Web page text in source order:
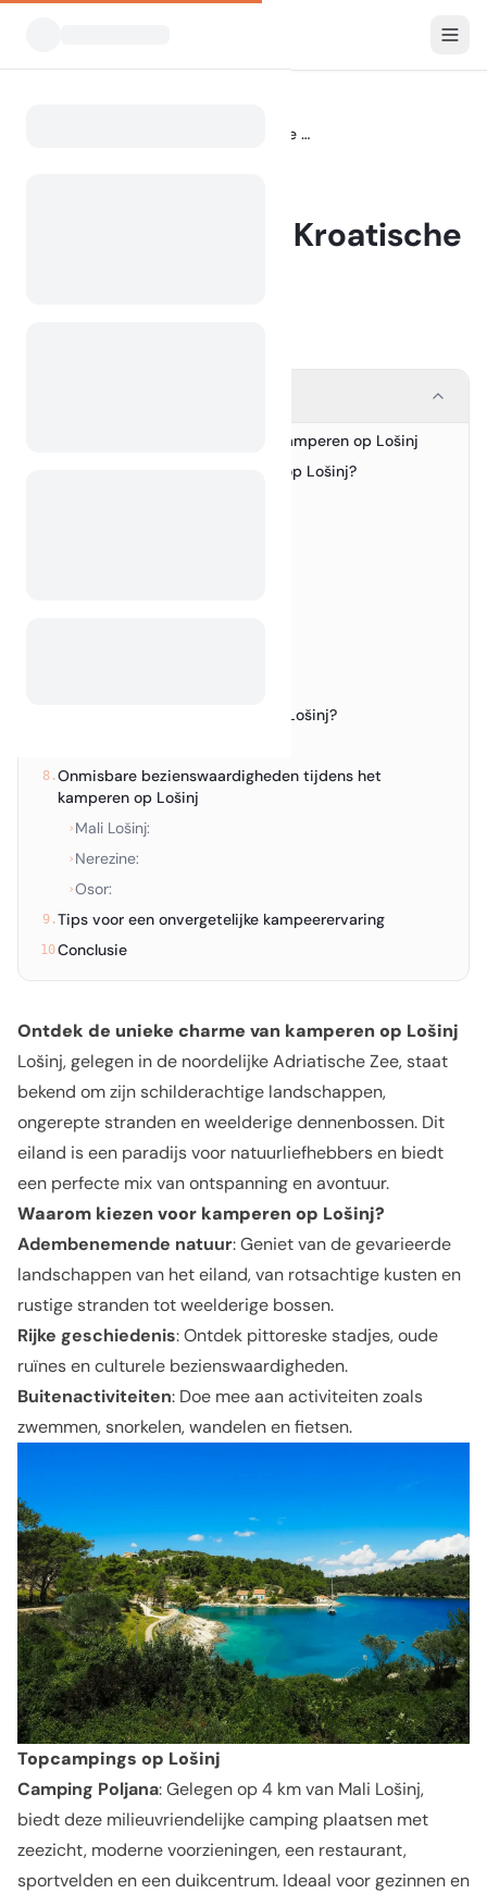
Kamperen op het Kroatische eiland Lošinj
Kamperen op het Kroatische
Ontdek de unieke charme van kamperen op Lošinj
Waarom kiezen voor kamperen op Lošinj?
Is wildkamperen toegestaan op Lošinj?
8.Onmisbare bezienswaardigheden tijdens het
kamperen op Lošinj
› Mali Lošinj:
› Nerezine:
›Osor:
9.Tips voor een onvergetelijke kampeerervaring
10.Conclusie
Ontdek de unieke charme van kamperen op Lošinj
Lošinj, gelegen in de noordelijke Adriatische Zee, staat
bekend om zijn schilderachtige landschappen,
ongerepte stranden en weelderige dennenbossen. Dit
eiland is een paradijs voor natuurliefhebbers en biedt
een perfecte mix van ontspanning en avontuur.
Waarom kiezen voor kamperen op Lošinj?
Adembenemende natuur: Geniet van de gevarieerde
landschappen van het eiland, van rotsachtige kusten en
rustige stranden tot weelderige bossen.
Rijke geschiedenis: Ontdek pittoreske stadjes, oude
ruïnes en culturele bezienswaardigheden.
Buitenactiviteiten: Doe mee aan activiteiten zoals
zwemmen, snorkelen, wandelen en fietsen.
Topcampings op Lošinj
Camping Poljana: Gelegen op 4 km van Mali Lošinj,
biedt deze milieuvriendelijke camping plaatsen met
zeezicht, moderne voorzieningen, een restaurant,
sportvelden en een duikcentrum. Ideaal voor gezinnen en